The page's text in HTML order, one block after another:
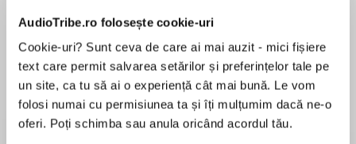
AudioTribe.ro folosește cookie-uri
Cookie-uri? Sunt ceva de care ai mai auzit - mici fișiere
text care permit salvarea setărilor și preferințelor tale pe
un site, ca tu să ai o experiență cât mai bună. Le vom
folosi numai cu permisiunea ta și îți mulțumim dacă ne-o
oferi. Poți schimba sau anula oricând acordul tău.
Despre carte
Circe este al doilea roman publicat de Madeline
Miller, după Cântul lui Ahile, și al doilea tradus în
română.
Lumea este condusă de zei și titani. O lume